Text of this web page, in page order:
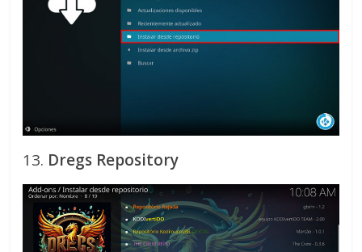
13. Dregs Repository